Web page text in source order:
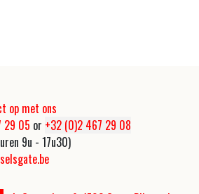
op met ons
29 05 or +32 (0)2 467 29 08
9u - 17u30)